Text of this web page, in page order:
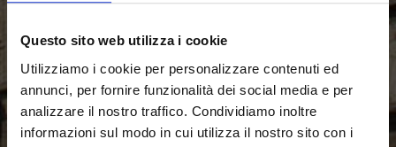
Questo sito web utilizza i cookie
Utilizziamo i cookie per personalizzare contenuti ed
annunci, per fornire funzionalità dei social media e per
analizzare il nostro traffico. Condividiamo inoltre
informazioni sul modo in cui utilizza il nostro sito con i